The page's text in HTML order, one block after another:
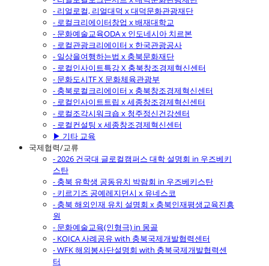
- 리얼로컬, 리얼대덕 x 대덕문화관광재단
- 로컬크리에이터창업 x 배재대학교
- 문화예술교육ODA x 인도네시아 치르본
- 로컬관광크리에이터 x 한국관광공사
- 일상을여행하는법 x 충북문화재단
- 로컬인사이트특강 X 충북창조경제혁신센터
- 문화도시TF X 문화체육관광부
- 충북로컬크리에이터 x 충북창조경제혁신센터
- 로컬인사이트트립 x 세종창조경제혁신센터
- 로컬조각시워크숍 x 청주정신건강센터
- 로컬컨설팅 x 세종창조경제혁신센터
▶ 기타 교육
국제협력/교류
- 2026 건국대 글로컬캠퍼스 대학 설명회 in 우즈베키
스탄
- 충북 유학생 공동유치 박람회 in 우즈베키스탄
- 키르기즈 공예레지던시 x 유네스코
- 충북 해외인재 유치 설명회 x 충북인재평생교육진흥
원
- 문화예술교육(인형극) in 몽골
- KOICA 사례공유 with 충북국제개발협력센터
- WFK 해외봉사단설명회 with 충북국제개발협력센
터